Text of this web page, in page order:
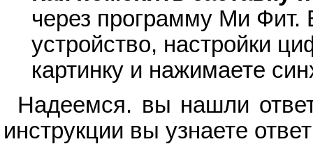
через программу Ми
устройство, настройки
картинку и нажимаете
Надеемся. вы нашли
инструкции вы узнаете